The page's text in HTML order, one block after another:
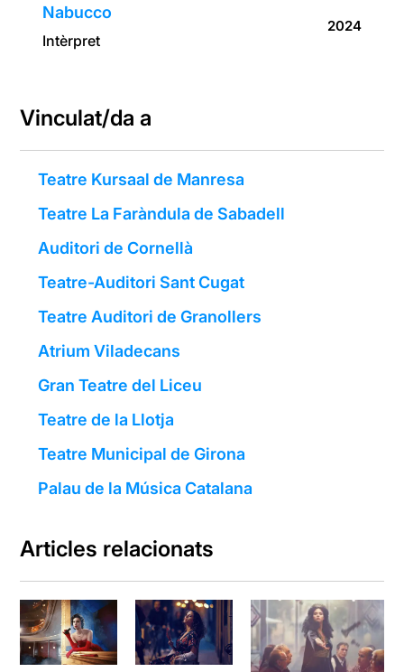
Nabucco
Intèrpret
2024
Vinculat/da a
Teatre Kursaal de Manresa
Teatre La Faràndula de Sabadell
Auditori de Cornellà
Teatre-Auditori Sant Cugat
Teatre Auditori de Granollers
Atrium Viladecans
Gran Teatre del Liceu
Teatre de la Llotja
Teatre Municipal de Girona
Palau de la Música Catalana
Articles relacionats